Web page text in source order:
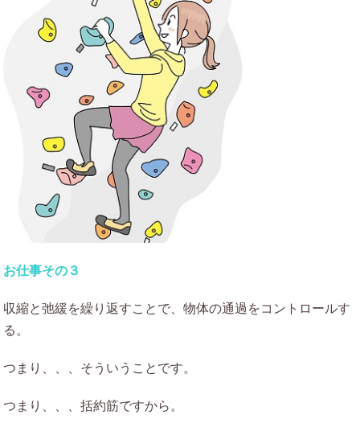
お仕事その３
収縮と弛緩を繰り返すことで、物体の通過をコントロールす
る。
つまり、、、そういうことです。
つまり、、、括約筋ですから。